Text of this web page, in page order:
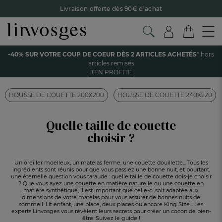
Livraison offerte dès 90€ d’achat
Retour offert avec Colissimo* !
Payez en 3x ou 4x sans frais avec Alma
Le parrainage Linvosges : offrez 15€, recevez 15€ !
Je
découvre
-40% sur votre coup de coeurdès 2 articles achetés !
-40% SUR VOTRE COUP DE COEUR DÈS 2 ARTICLES ACHETÉS* hors
articles remisés
J'EN PROFITE
Accueil Guides et conseils La chambre Quelle taille de couette choisir ?
Découvrez toutes les catégories Linvosges autour de la
chambre
HOUSSE DE COUETTE 200X200 HOUSSE DE COUETTE 240X220
Quelle taille de couette
choisir ?
Un oreiller moelleux, un matelas ferme, une couette douillette... Tous les
ingrédients sont réunis pour que vous passiez une bonne nuit, et pourtant,
une éternelle question vous taraude : quelle taille de couette dois-je choisir
? Que vous ayez une couette en matière naturelle ou une couette en
matière synthétique, il est important que celle-ci soit adaptée aux
dimensions de votre matelas pour vous assurer de bonnes nuits de
sommeil. Lit enfant, une place, deux places ou encore King Size... Les
experts Linvosges vous révèlent leurs secrets pour créer un cocon de bien-
être. Suivez le guide !